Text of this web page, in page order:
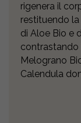
rigenera il
restituendo
di Aloe Bio e
contrastando
Melograno
Calendula